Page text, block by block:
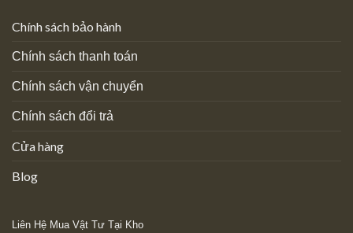
Chính sách bảo hành
Chính sách thanh toán
Chính sách vận chuyển
Chính sách đổi trả
Cửa hàng
Blog
Liên Hệ Mua Vật Tư Tại Kho